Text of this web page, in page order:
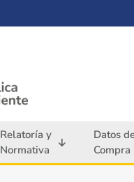
Relatoría y
Normativa
Datos